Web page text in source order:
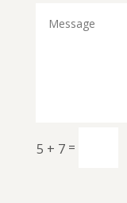
5 + 7 =